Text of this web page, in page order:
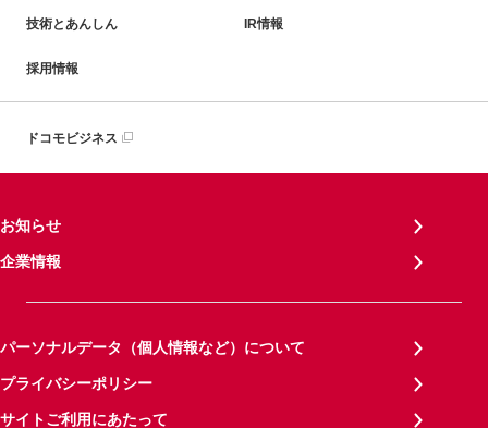
技術とあんしん IR情報
採用情報
ドコモビジネス
お知らせ
企業情報
パーソナルデータ（個人情報など）について
プライバシーポリシー
サイトご利用にあたって